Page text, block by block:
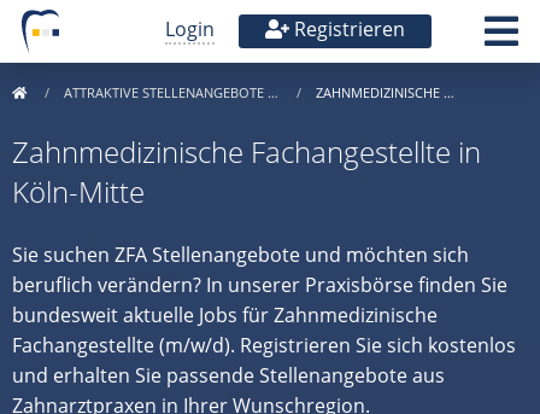
Login Registrieren
ATTRAKTIVE STELLENANGEBOTE … ZAHNMEDIZINISCHE …
Zahnmedizinische Fachangestellte in
Köln-Mitte
Sie suchen ZFA Stellenangebote und möchten sich
beruflich verändern? In unserer Praxisbörse finden Sie
bundesweit aktuelle Jobs für Zahnmedizinische
Fachangestellte (m/w/d). Registrieren Sie sich kostenlos
und erhalten Sie passende Stellenangebote aus
Zahnarztpraxen in Ihrer Wunschregion.